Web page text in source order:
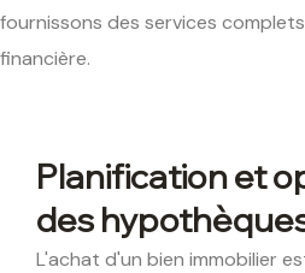
fournissons des services
financière.
Planification et
des
L'achat d'un bien immobilier